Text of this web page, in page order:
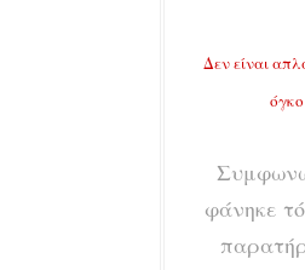
Δεν είναι
Συμφωνώ
φάνηκε